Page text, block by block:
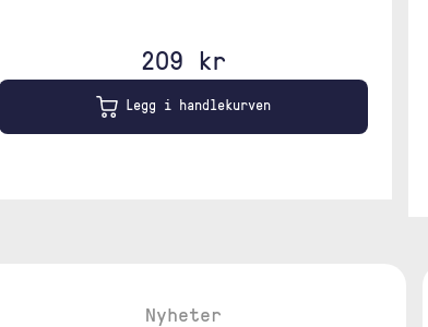
209 kr
Legg i handlekurven
Nyheter